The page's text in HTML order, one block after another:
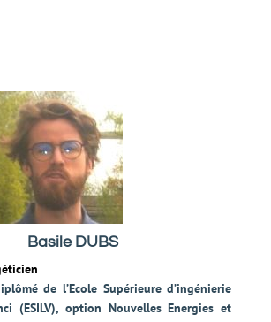
Basile DUBS
de l’Ecole Supérieure d’ingénierie
(ESILV), option Nouvelles Energies et